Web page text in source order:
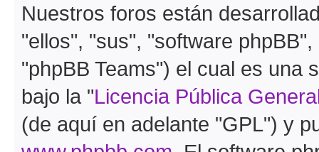
Nuestros foros están
"ellos", "sus", "software
"phpBB Teams") el cual es una
bajo la "Licencia Pública
(de aquí en adelante "GPL") y